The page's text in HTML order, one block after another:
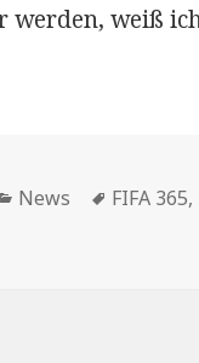
weiß
Kategorien
News FIFA 365,